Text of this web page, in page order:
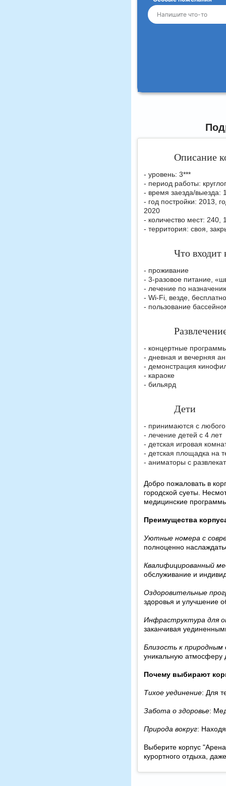
Описание
- уровень: 3***
- период работы:
- время заезда/выезда:
- год постройки: 2013,
2020
- количество мест: 240,
- территория: своя,
Что входит
- проживание
- 3-разовое питание,
- лечение по
- Wi-Fi, везде, бесплатно
- пользование
- концертные
- дневная и вечерняя
- демонстрация
- караоке
- бильярд
Дети
- принимаются с любого
- лечение детей с 4 лет
- детская игровая
- детская площадка на
- аниматоры с
Добро пожаловать в
городской суеты.
медицинские
Преимущества
Уютные номера с
полноценно
Квалифицированный
обслуживание и
Оздоровительные
здоровья и улучшение
Инфраструктура для
заканчивая
Близость к
уникальную атмосферу
Почему выбирают
Тихое уединение: Для
Забота о здоровье:
Природа вокруг:
Выберите корпус
курортного отдыха,